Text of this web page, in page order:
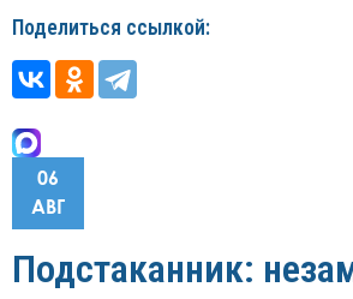
Поделиться ссылкой:
06
АВГ
Подстаканник: